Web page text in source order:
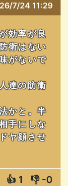
7/24 11:29
効率が良
衛はない
がないで
達の防衛
かと。半
手にしな
ヤ顔させ
👍 1 👎 -0